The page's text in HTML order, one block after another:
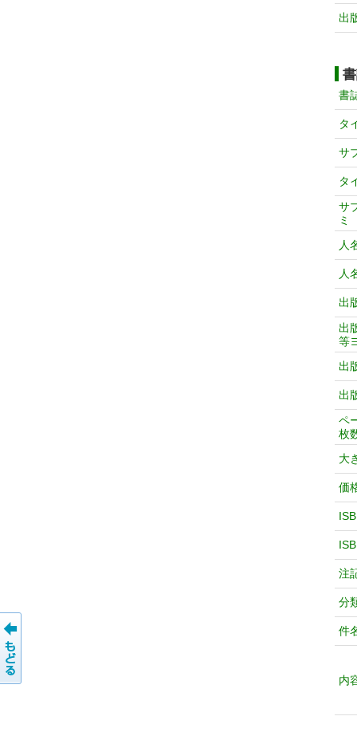
出
書
タ
サ
タ
サ
ミ
人
人
出
出
等
出
出
ペ
枚
大
価
注
分
件
内